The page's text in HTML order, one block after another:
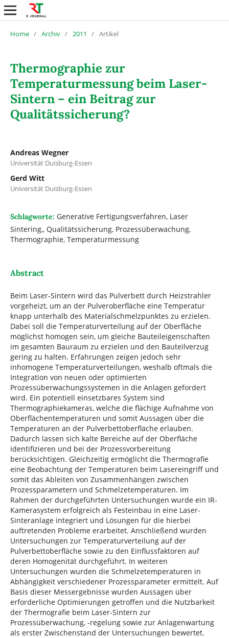
Home / Archiv / 2011 / Artikel
Thermographie zur
Temperaturmessung beim Laser-
Sintern – ein Beitrag zur
Qualitätssicherung?
Andreas Wegner
Universität Duisburg-Essen
Gerd Witt
Universität Duisburg-Essen
Schlagworte: Generative Fertigungsverfahren, Laser
Sintering,, Qualitätssicherung, Prozessüberwachung,
Thermographie, Temperaturmessung
Abstract
Beim Laser-Sintern wird das Pulverbett durch Heizstrahler
vorgeheizt, um an der Pulveroberfläche eine Temperatur
knapp unterhalb des Materialschmelzpunktes zu erzielen.
Dabei soll die Temperaturverteilung auf der Oberfläche
möglichst homogen sein, um gleiche Bauteileigenschaften
im gesamten Bauraum zu erzielen und den Bauteilverzug
gering zu halten. Erfahrungen zeigen jedoch sehr
inhomogene Temperaturverteilungen, weshalb oftmals die
Integration von neuen oder optimierten
Prozessüberwachungssystemen in die Anlagen gefordert
wird. Ein potentiell einsetzbares System sind
Thermographiekameras, welche die flächige Aufnahme von
Oberflächentemperaturen und somit Aussagen über die
Temperaturen an der Pulverbettoberfläche erlauben.
Dadurch lassen sich kalte Bereiche auf der Oberfläche
identifizieren und bei der Prozessvorbereitung
berücksichtigen. Gleichzeitig ermöglicht die Thermografie
eine Beobachtung der Temperaturen beim Lasereingriff und
somit das Ableiten von Zusammenhängen zwischen
Prozessparametern und Schmelzetemperaturen. Im
Rahmen der durchgeführten Untersuchungen wurde ein IR-
Kamerasystem erfolgreich als Festeinbau in eine Laser-
Sinteranlage integriert und Lösungen für die hierbei
auftretenden Probleme erarbeitet. Anschließend wurden
Untersuchungen zur Temperaturverteilung auf der
Pulverbettoberfläche sowie zu den Einflussfaktoren auf
deren Homogenität durchgeführt. In weiteren
Untersuchungen wurden die Schmelzetemperaturen in
Abhängigkeit verschiedener Prozessparameter ermittelt. Auf
Basis dieser Messergebnisse wurden Aussagen über
erforderliche Optimierungen getroffen und die Nutzbarkeit
der Thermografie beim Laser-Sintern zur
Prozessüberwachung, -regelung sowie zur Anlagenwartung
als erster Zwischenstand der Untersuchungen bewertet.